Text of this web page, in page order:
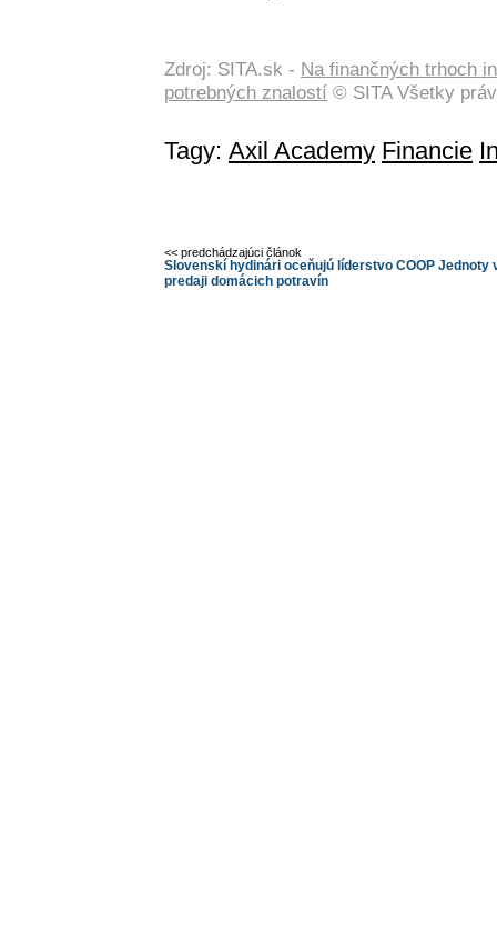
Zdroj: SITA.sk - Na finančných trhoch
potrebných znalostí © SITA Všetky
Tagy: Axil Academy Financie
<< predchádzajúci článok
Slovenskí hydinári oceňujú líderstvo COOP Jednoty
predaji domácich potravín